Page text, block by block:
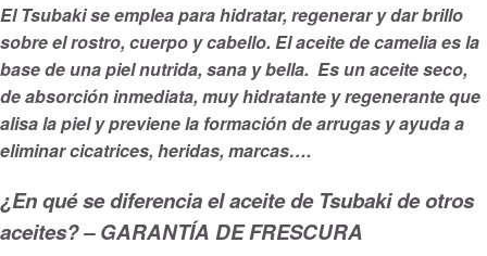
El Tsubaki se emplea para hidratar, regenerar y dar brillo
sobre el rostro, cuerpo y cabello. El aceite de camelia es la
base de una piel nutrida, sana y bella. Es un aceite seco,
de absorción inmediata, muy hidratante y regenerante que
alisa la piel y previene la formación de arrugas y ayuda a
eliminar cicatrices, heridas, marcas….
¿En qué se diferencia el aceite de Tsubaki de otros
aceites? – GARANTÍA DE FRESCURA